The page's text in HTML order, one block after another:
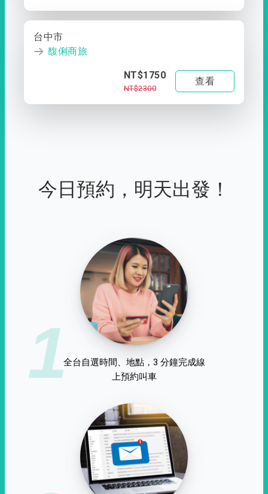
台中市
馥俐商旅
NT$1750
NT$2300
查看
今日預約，明天出發！
1全台自選時間、地點，3 分鐘完成線
上預約叫車